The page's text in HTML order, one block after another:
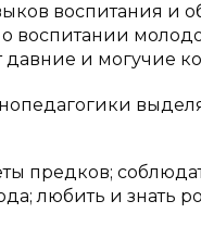
воспитания и
воспитании
давние и могучие
предков;
любить и знать